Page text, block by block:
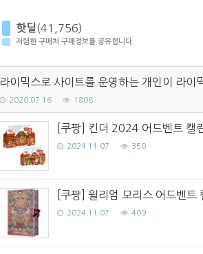
핫딜 (41,756)
저렴한 구매처 구매정보를 공유합니다.
라이믹스로 사이트를 운영하는 개인이 라이
2020.07.16 1808
[쿠팡] 킨더 2024 어드벤트 캘
2024.11.07 350
[쿠팡] 윌리엄 모리스 어드벤
2024.11.07 409